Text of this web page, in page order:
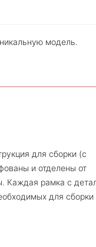
модель.
для сборки (с
и отделены от
Каждая рамка с
для сборки